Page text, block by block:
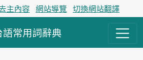
主內容 網站導覽 切換網站翻譯
語常用詞辭典